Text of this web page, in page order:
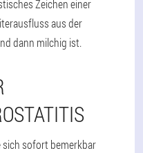
Zeichen einer
aus der
dann milchig ist.
sich sofort bemerkbar